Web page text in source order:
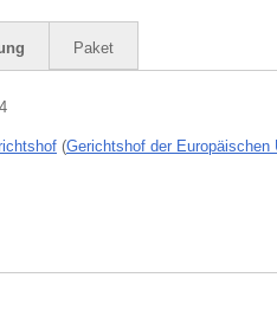
Paket
(Gerichtshof der Europäischen